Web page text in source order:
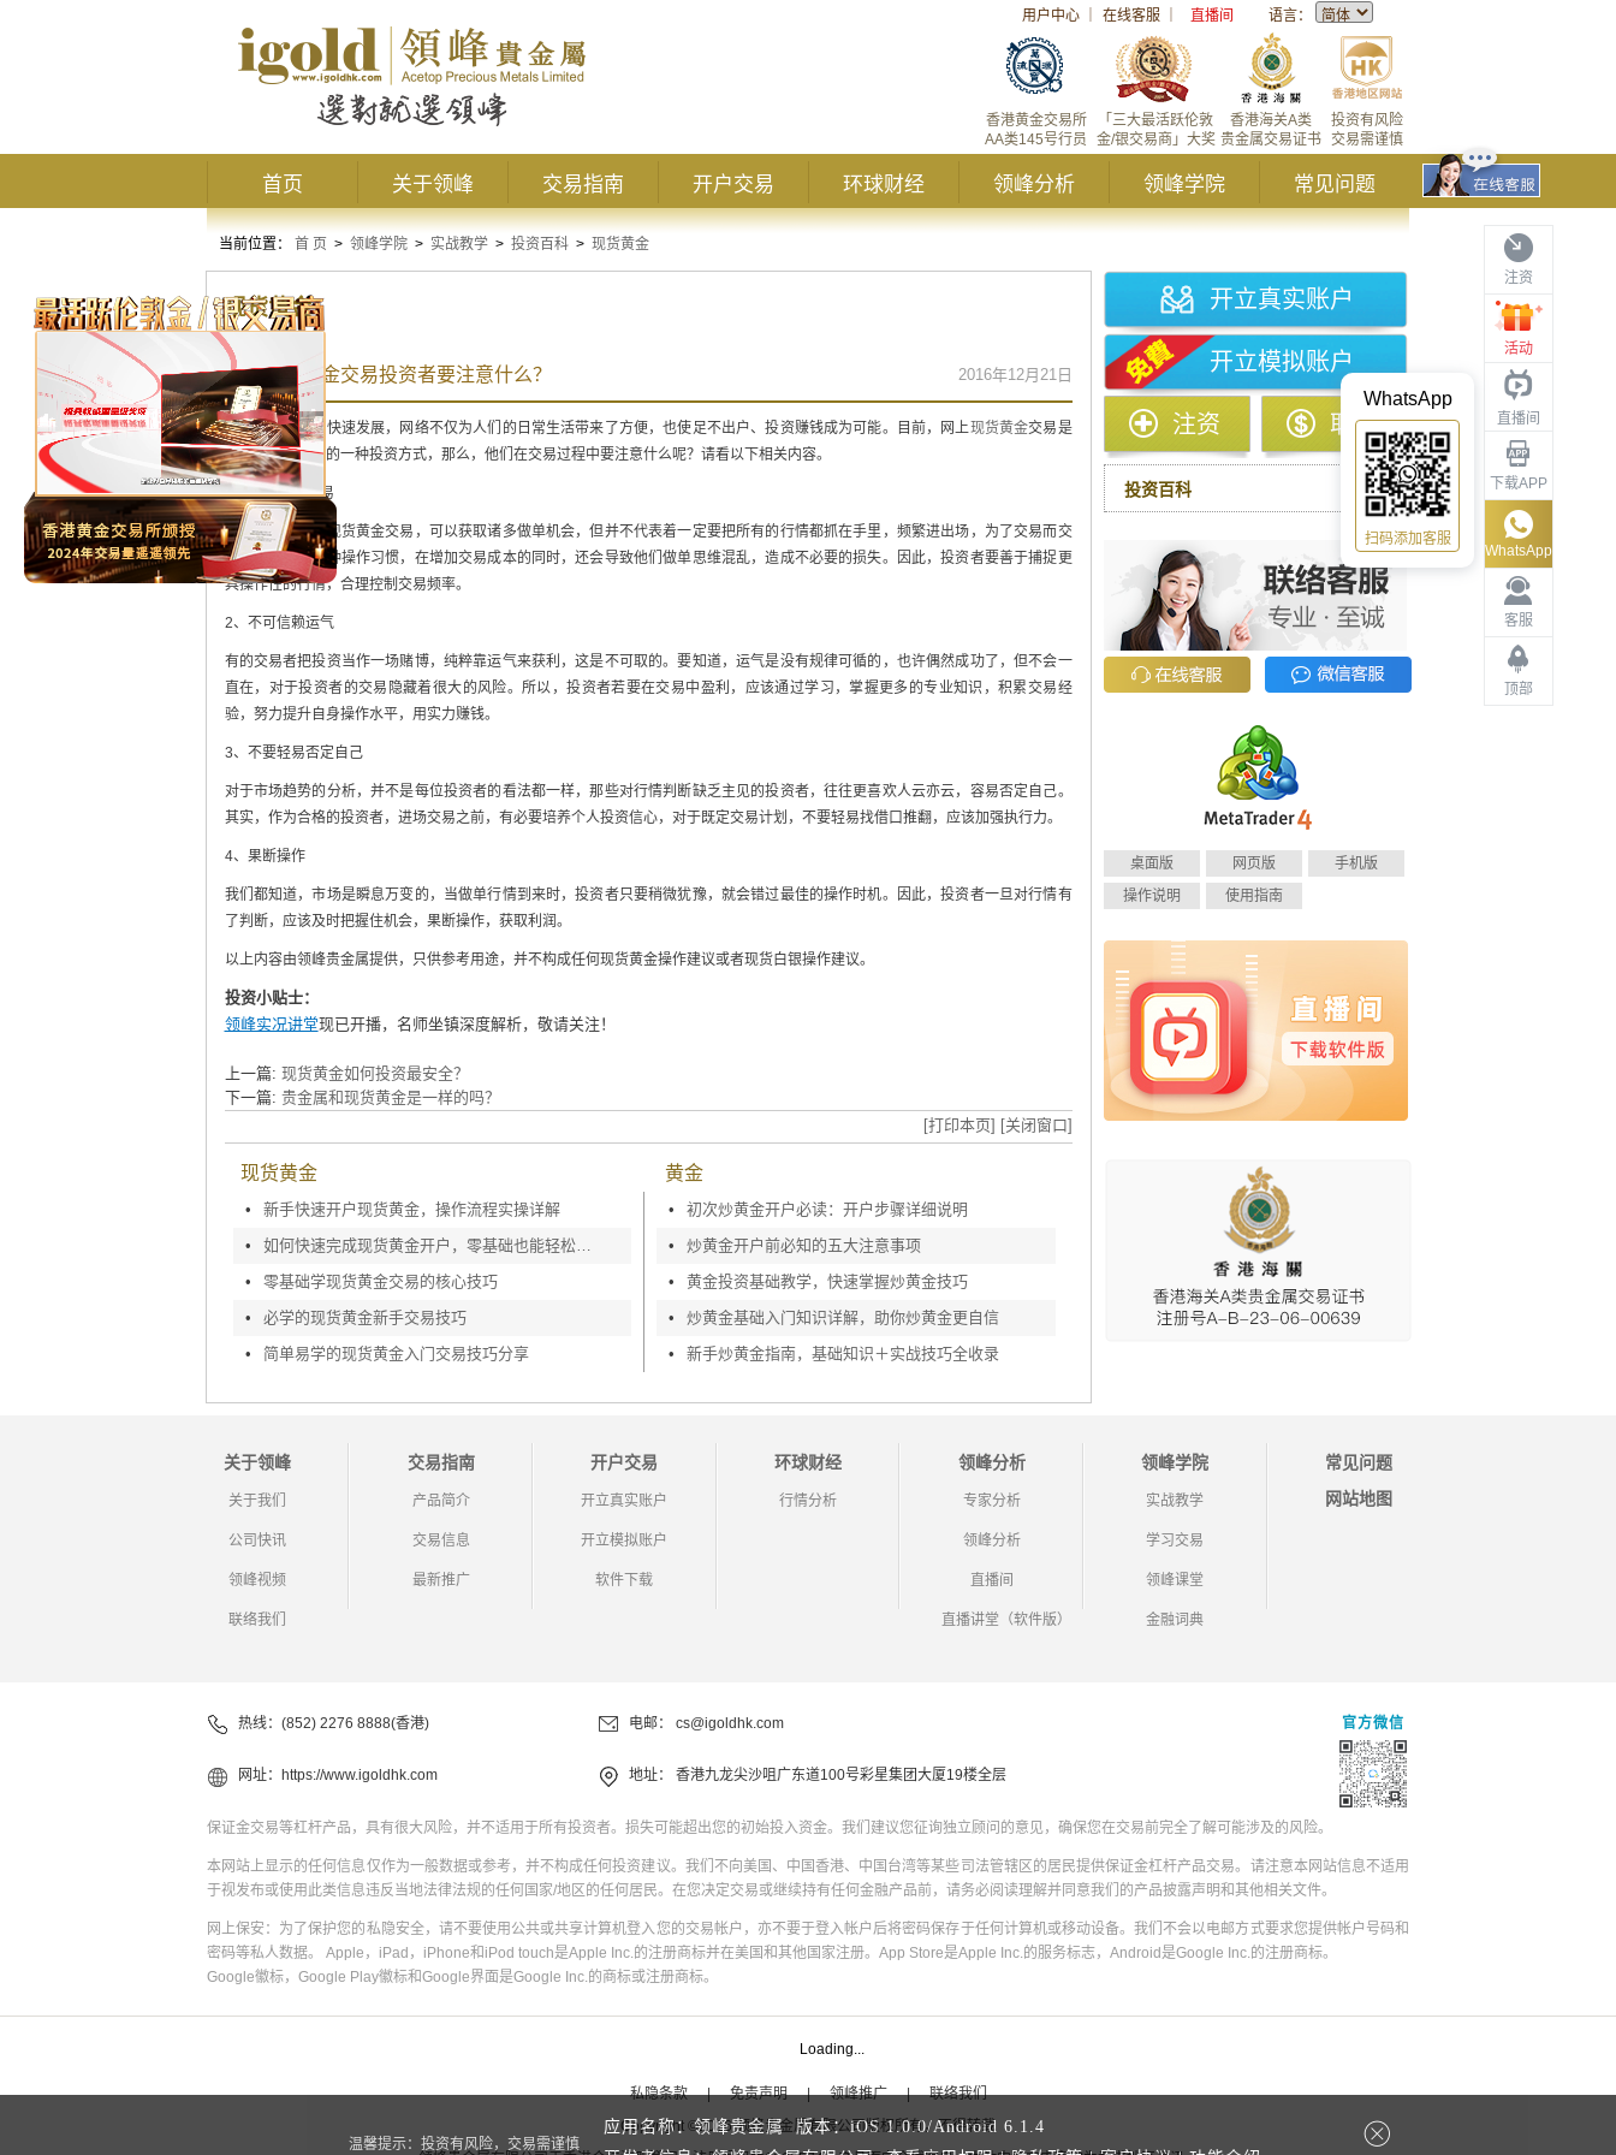
用户中心 在线客服 直播间 语言：
投资有风险
交易需谨慎
香港海关A类
贵金属交易证书
「三大最活跃伦敦
金/银交易商」大奖
香港黄金交易所
AA类145号行员
首页 关于领峰 交易指南 开户交易 环球财经 领峰分析 领峰学院 常见问题
注资
活动
直播间
下载APP
客服
顶部
WhatsApp
WhatsApp
扫码添加客服
当前位置： 首 页 > 领峰学院 > 实战教学 > 投资百科 > 现货黄金
现货黄金
网上现货黄金交易投资者要注意什么？ 2016年12月21日
随着科学技术的快速发展，网络不仅为人们的日常生活带来了方便，也使足不出户、投资赚钱成为可能。目前，网上现货黄金交易是
最受投资者追捧的一种投资方式，那么，他们在交易过程中要注意什么呢？请看以下相关内容。
1、不可频繁交易
尽管投资者进行现货黄金交易，可以获取诸多做单机会，但并不代表着一定要把所有的行情都抓在手里，频繁进出场，为了交易而交
易。投资者的这种操作习惯，在增加交易成本的同时，还会导致他们做单思维混乱，造成不必要的损失。因此，投资者要善于捕捉更
具操作性的行情，合理控制交易频率。
2、不可信赖运气
有的交易者把投资当作一场赌博，纯粹靠运气来获利，这是不可取的。要知道，运气是没有规律可循的，也许偶然成功了，但不会一
直在，对于投资者的交易隐藏着很大的风险。所以，投资者若要在交易中盈利，应该通过学习，掌握更多的专业知识，积累交易经
验，努力提升自身操作水平，用实力赚钱。
3、不要轻易否定自己
对于市场趋势的分析，并不是每位投资者的看法都一样，那些对行情判断缺乏主见的投资者，往往更喜欢人云亦云，容易否定自己。
其实，作为合格的投资者，进场交易之前，有必要培养个人投资信心，对于既定交易计划，不要轻易找借口推翻，应该加强执行力。
4、果断操作
我们都知道，市场是瞬息万变的，当做单行情到来时，投资者只要稍微犹豫，就会错过最佳的操作时机。因此，投资者一旦对行情有
了判断，应该及时把握住机会，果断操作，获取利润。
以上内容由领峰贵金属提供，只供参考用途，并不构成任何现货黄金操作建议或者现货白银操作建议。
投资小贴士：
领峰实况讲堂现已开播，名师坐镇深度解析，敬请关注！
上一篇: 现货黄金如何投资最安全？
下一篇: 贵金属和现货黄金是一样的吗？
[打印本页] [关闭窗口]
现货黄金
•
新手快速开户现货黄金，操作流程实操详解
•
如何快速完成现货黄金开户，零基础也能轻松上手
•
零基础学现货黄金交易的核心技巧
•
必学的现货黄金新手交易技巧
•
简单易学的现货黄金入门交易技巧分享
黄金
•
初次炒黄金开户必读：开户步骤详细说明
•
炒黄金开户前必知的五大注意事项
•
黄金投资基础教学，快速掌握炒黄金技巧
•
炒黄金基础入门知识详解，助你炒黄金更自信
•
新手炒黄金指南，基础知识＋实战技巧全收录
开立真实账户
开立模拟账户
注资 取款
投资百科
桌面版 网页版
手机版
操作说明
使用指南
关于领峰
关于我们
公司快讯
领峰视频
联络我们
交易指南
产品简介
交易信息
最新推广
开户交易
开立真实账户
开立模拟账户
软件下载
环球财经
行情分析
领峰分析
专家分析
领峰分析
直播间
直播讲堂（软件版）
领峰学院
实战教学
学习交易
领峰课堂
金融词典
常见问题
网站地图
热线：(852) 2276 8888(香港) 电邮： cs@igoldhk.com
网址： https://www.igoldhk.com 地址： 香港九龙尖沙咀广东道100号彩星集团大厦19楼全层
官方微信
保证金交易等杠杆产品，具有很大风险，并不适用于所有投资者。损失可能超出您的初始投入资金。我们建议您征询独立顾问的意见，确保您在交易前完全了解可能涉及的风险。
本网站上显示的任何信息仅作为一般数据或参考，并不构成任何投资建议。我们不向美国、中国香港、中国台湾等某些司法管辖区的居民提供保证金杠杆产品交易。请注意本网站信息不适用
于视发布或使用此类信息违反当地法律法规的任何国家/地区的任何居民。在您决定交易或继续持有任何金融产品前，请务必阅读理解并同意我们的产品披露声明和其他相关文件。
网上保安：为了保护您的私隐安全，请不要使用公共或共享计算机登入您的交易帐户，亦不要于登入帐户后将密码保存于任何计算机或移动设备。我们不会以电邮方式要求您提供帐户号码和
密码等私人数据。 Apple，iPad，iPhone和iPod touch是Apple Inc.的注册商标并在美国和其他国家注册。App Store是Apple Inc.的服务标志，Android是Google Inc.的注册商标。
Google徽标，Google Play徽标和Google界面是Google Inc.的商标或注册商标。
Loading...
私隐条款 | 免责声明 | 领峰推广 |
联络我们
Copyright ©2026领峰贵金属有限公司版权所有，不得转载
温馨提示：投资有风险，交易需谨慎
应用名称：领峰贵金属 版本：iOS1.0.0/Android 6.1.4